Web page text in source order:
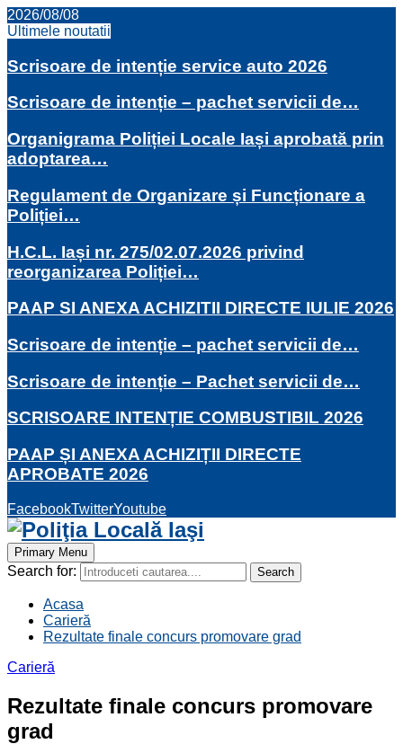
2026/08/08
Ultimele noutatii
Scrisoare de intenție service auto 2026
Scrisoare de intenție – pachet servicii de…
Organigrama Poliției Locale Iași aprobată prin
adoptarea…
Regulament de Organizare și Funcționare a
Poliției…
H.C.L. Iași nr. 275/02.07.2026 privind
reorganizarea Poliției…
PAAP SI ANEXA ACHIZITII DIRECTE IULIE 2026
Scrisoare de intenție – pachet servicii de…
Scrisoare de intenție – Pachet servicii de…
SCRISOARE INTENȚIE COMBUSTIBIL 2026
PAAP ȘI ANEXA ACHIZIȚII DIRECTE
APROBATE 2026
FacebookTwitterYoutube
Primary Menu
Search for: Search
Acasa
Carieră
Rezultate finale concurs promovare grad
Carieră
Rezultate finale concurs promovare
grad